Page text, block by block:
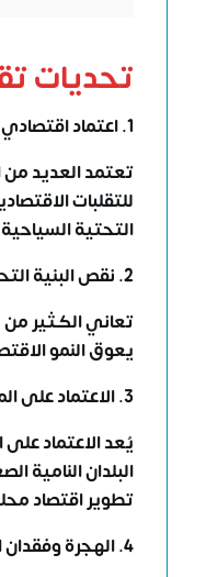
تحديات
1. اعتماد اقتصادي محدود
تعتمد العديد من
للتقلبات
التحتية
2. نقص البنية التحتية
تعاني الكثير من
يعوق النمو
3. الاعتماد على المساعدات الخارجية
يُعد الاعتماد
البلدان النامية
تطوير اقتصاد
4. الهجرة وفقدان الكفاءات